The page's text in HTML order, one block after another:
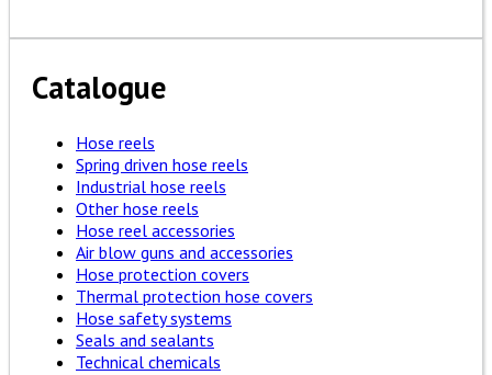
Catalogue
Hose reels
Spring driven hose reels
Industrial hose reels
Other hose reels
Hose reel accessories
Air blow guns and accessories
Hose protection covers
Thermal protection hose covers
Hose safety systems
Seals and sealants
Technical chemicals